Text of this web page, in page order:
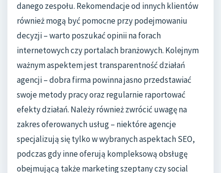
danego zespołu. Rekomendacje od innych klientów
również mogą być pomocne przy podejmowaniu
decyzji – warto poszukać opinii na forach
internetowych czy portalach branżowych. Kolejnym
ważnym aspektem jest transparentność działań
agencji – dobra firma powinna jasno przedstawiać
swoje metody pracy oraz regularnie raportować
efekty działań. Należy również zwrócić uwagę na
zakres oferowanych usług – niektóre agencje
specjalizują się tylko w wybranych aspektach SEO,
podczas gdy inne oferują kompleksową obsługę
obejmującą także marketing szeptany czy social